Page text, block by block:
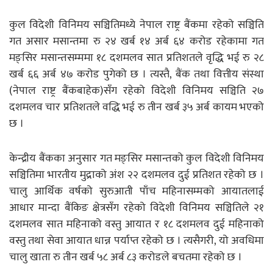
कुल विदेशी विनिमय सञ्चितिमध्ये नेपाल राष्ट्र बैंकमा रहेको सञ्चिति
गत असार मसान्तमा रु २४ खर्ब १४ अर्ब ६४ करोड रहेकामा गत
मङ्सिर मसान्तसम्ममा १८ दशमलव सात प्रतिशतले वृद्धि भई रु २८
खर्ब ६६ अर्ब ४७ करोड पुगेको छ । त्यस्तै, बैंक तथा वित्तीय संस्था
(नेपाल राष्ट्र बैंकबाहेक)सँग रहेको विदेशी विनिमय सञ्चिति २७
दशमलव चार प्रतिशतले वद्धि भई रु तीन खर्ब ३५ अर्ब कायम भएको
छ ।
केन्द्रीय बैंकका अनुसार गत मङ्सिर मसान्तको कुल विदेशी विनिमय
सञ्चितिमा भारतीय मुद्राको अंश २२ दशमलव दुई प्रतिशत रहेको छ ।
चालु आर्थिक वर्षको सुरुआती पाँच महिनासम्मको आयातलाई
आधार मान्दा बैंकिङ क्षेत्रसँग रहेको विदेशी विनिमय सञ्चितिले २१
दशमलव सात महिनाको वस्तु आयात र १८ दशमलव दुई महिनाको
वस्तु तथा सेवा आयात धान्न पर्याप्त रहेको छ । त्यसैगरी, यो अवधिमा
चालु खाता रु तीन खर्ब ५८ अर्ब ८३ करोडले बचतमा रहेको छ ।